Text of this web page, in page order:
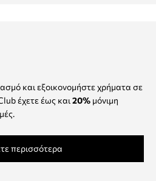
και εξοικονομήστε χρήματα σε
έχετε έως και 20% μόνιμη
περισσότερα